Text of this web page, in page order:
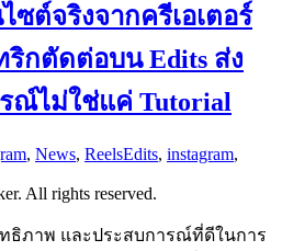
ซต์จริงจากครีเอเตอร์
ริกตัดต่อบน Edits ส่ง
ณ์ไม่ใช่แค่ Tutorial
, News, ReelsEdits, instagram,
All rights reserved.
ธิภาพ และประสบการณ์ที่ดีในการ